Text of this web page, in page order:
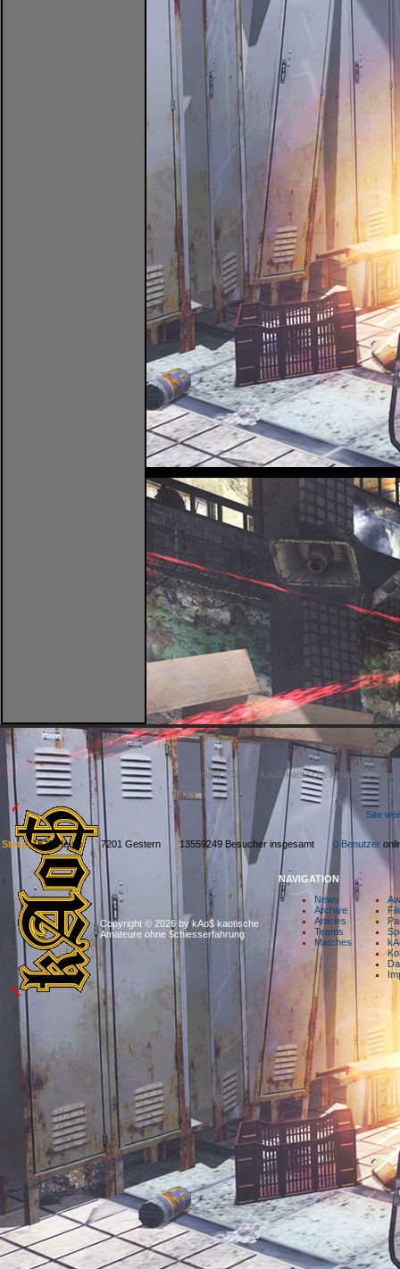
Copyright 2026 by kAo$ kaotische Amateure
Site
Stats:1629 Heute 7201 Gestern 13559249 Besucher insgesamt0 Benutzer
Copyright © 2026 by kAo$ kaotische
Amateure ohne $chiesserfahrung
NAVIGATION
News
Archive
Articles
Teams
Matches